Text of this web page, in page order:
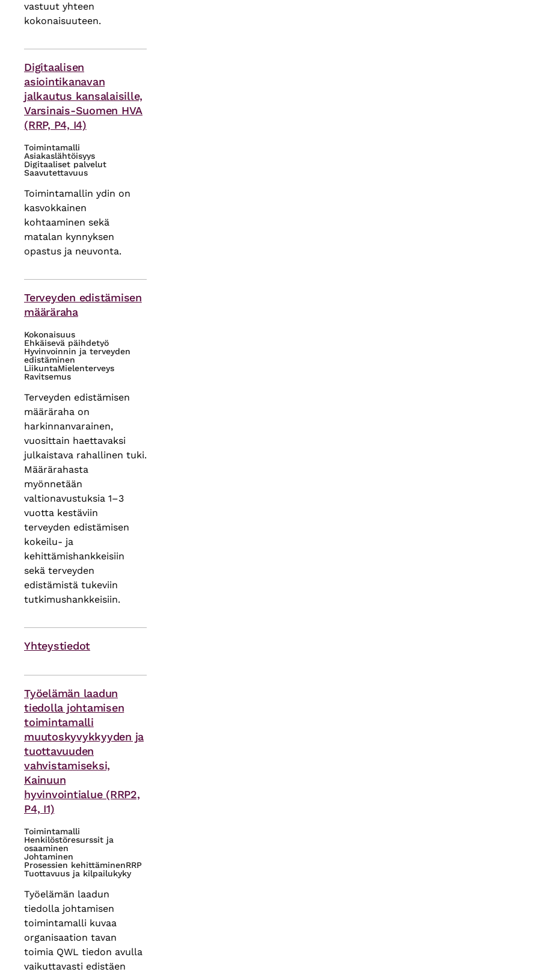
vastuut yhteen
kokonaisuuteen.
Digitaalisen
asiointikanavan
jalkautus kansalaisille,
Varsinais-Suomen HVA
(RRP, P4, I4)
Toimintamalli
Asiakaslähtöisyys
Digitaaliset palvelut
Saavutettavuus
Toimintamallin ydin on
kasvokkainen
kohtaaminen sekä
matalan kynnyksen
opastus ja neuvonta.
Terveyden edistämisen
määräraha
Kokonaisuus
Ehkäisevä päihdetyö
Hyvinvoinnin ja terveyden
edistäminen
LiikuntaMielenterveys
Ravitsemus
Terveyden edistämisen
määräraha on
harkinnanvarainen,
vuosittain haettavaksi
julkaistava rahallinen tuki.
Määrärahasta
myönnetään
valtionavustuksia 1–3
vuotta kestäviin
terveyden edistämisen
kokeilu- ja
kehittämishankkeisiin
sekä terveyden
edistämistä tukeviin
tutkimushankkeisiin.
Yhteystiedot
Työelämän laadun
tiedolla johtamisen
toimintamalli
muutoskyvykkyyden ja
tuottavuuden
vahvistamiseksi,
Kainuun
hyvinvointialue (RRP2,
P4, I1)
Toimintamalli
Henkilöstöresurssit ja
osaaminen
Johtaminen
Prosessien kehittäminenRRP
Tuottavuus ja kilpailukyky
Työelämän laadun
tiedolla johtamisen
toimintamalli kuvaa
organisaation tavan
toimia QWL tiedon avulla
vaikuttavasti edistäen